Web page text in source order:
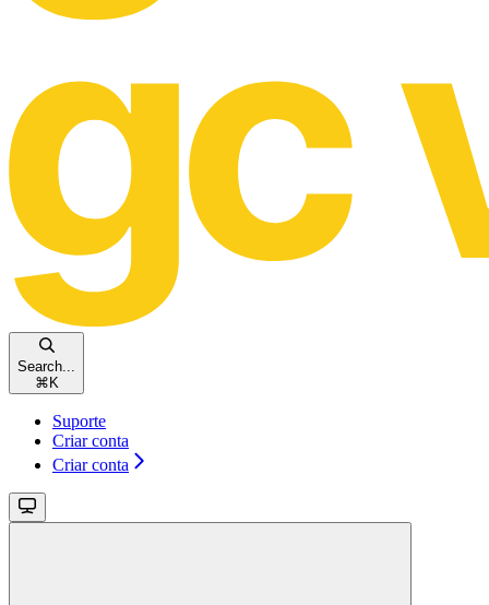
Search...
⌘ K
Suporte
Criar conta
Criar conta